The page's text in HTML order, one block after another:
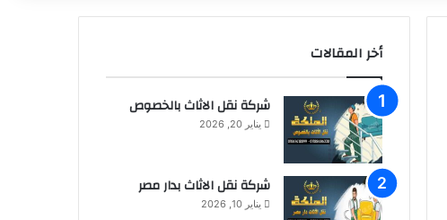
أخر المقالات
شركة نقل الاثاث بالخصوص
يناير 20, 2026
شركة نقل الاثاث بدار مصر
يناير 10, 2026